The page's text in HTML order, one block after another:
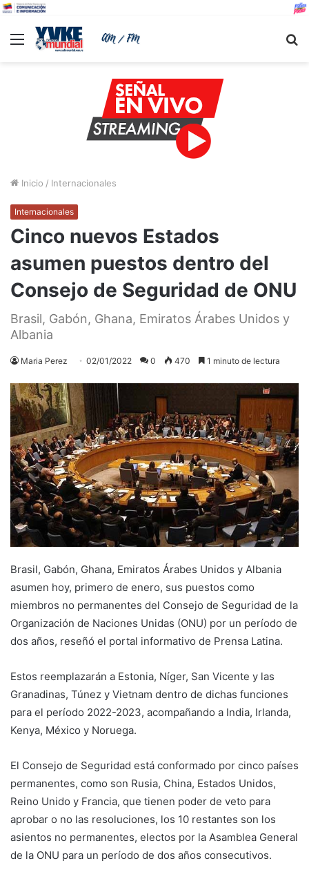
Menu
Inicio / Internacionales
Internacionales
Cinco nuevos Estados
asumen puestos dentro del
Consejo de Seguridad de ONU
Brasil, Gabón, Ghana, Emiratos Árabes Unidos y
Albania
Maria Perez 02/01/2022 0 470 1 minuto de lectura
Brasil, Gabón, Ghana, Emiratos Árabes Unidos y Albania
asumen hoy, primero de enero, sus puestos como
miembros no permanentes del Consejo de Seguridad de la
Organización de Naciones Unidas (ONU) por un período de
dos años, reseñó el portal informativo de Prensa Latina.
Estos reemplazarán a Estonia, Níger, San Vicente y las
Granadinas, Túnez y Vietnam dentro de dichas funciones
para el período 2022-2023, acompañando a India, Irlanda,
Kenya, México y Noruega.
El Consejo de Seguridad está conformado por cinco países
permanentes, como son Rusia, China, Estados Unidos,
Reino Unido y Francia, que tienen poder de veto para
aprobar o no las resoluciones, los 10 restantes son los
asientos no permanentes, electos por la Asamblea General
de la ONU para un período de dos años consecutivos.